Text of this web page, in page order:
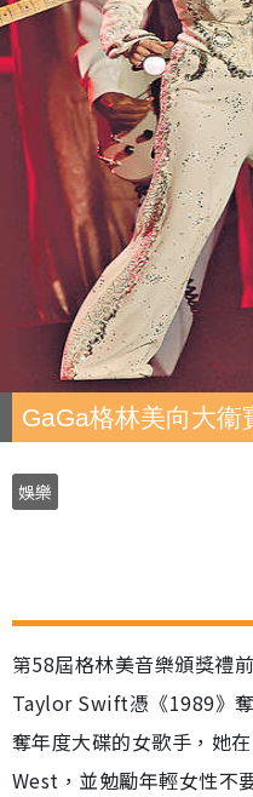
GaGa格林美向大衞
娛樂
第58屆格林美音樂頒獎禮
Taylor Swift憑《1989》
奪年度大碟的女歌手，她
West，並勉勵年輕女性不